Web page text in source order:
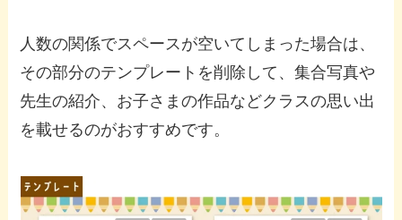
人数の関係でスペースが空いてしまった場合は、
その部分のテンプレートを削除して、集合写真や
先生の紹介、お子さまの作品などクラスの思い出
を載せるのがおすすめです。